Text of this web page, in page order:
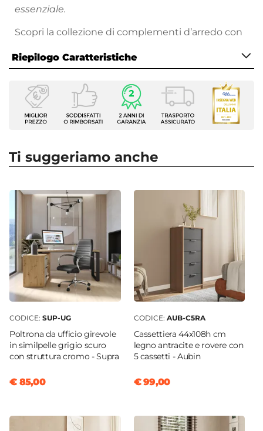
essenziale.
Scopri la collezione di complementi d’arredo con
catalogo online: troverai proposte per tutte le
necessità, stili di arredamento e prezzo!
Riepilogo Caratteristiche
Caratteristiche
Tipologia
Scrivania
Larghezza
Profondità
Altezza
75 cm
Colore Piano
Rovere
Colore Struttura
Fibra di legno
Materiale Struttura
Struttura
Numero Ante
Ti suggeriamo anche
CODICE: SUP-UG
Poltrona da ufficio girevole
in similpelle grigio scuro
con struttura cromo - Supra
€ 85,00
CODICE: AUB-C5RA
Cassettiera 44x108h cm
legno antracite e rovere con
5 cassetti - Aubin
€ 99,00